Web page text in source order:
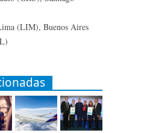
(LIM), Buenos Aires